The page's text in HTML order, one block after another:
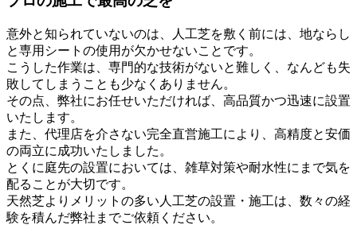
意外と知られていないのは、人工芝を敷く前には、地ならし
と専用シートの使用が欠かせないことです。
こうした作業は、専門的な技術がないと難しく、なんども失
敗してしまうことも少なくありません。
その点、弊社にお任せいただければ、高品質かつ迅速に設置
いたします。
また、代理店を介さない完全直営施工により、高精度と安価
の両立に成功いたしました。
とくに庭先の設置においては、雑草対策や耐水性にまで気を
配ることが大切です。
天然芝よりメリットの多い人工芝の設置・施工は、数々の経
験を積んだ弊社までご依頼ください。